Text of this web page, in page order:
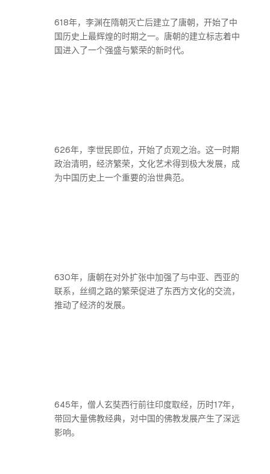
618年，李渊在隋朝灭亡后建立了唐朝，开始了中
国历史上最辉煌的时期之一。唐朝的建立标志着中
国进入了一个强盛与繁荣的新时代。
626年，李世民即位，开始了贞观之治。这一时期
政治清明，经济繁荣，文化艺术得到极大发展，成
为中国历史上一个重要的治世典范。
630年，唐朝在对外扩张中加强了与中亚、西亚的
联系，丝绸之路的繁荣促进了东西方文化的交流，
推动了经济的发展。
645年，僧人玄奘西行前往印度取经，历时17年，
带回大量佛教经典，对中国的佛教发展产生了深远
影响。